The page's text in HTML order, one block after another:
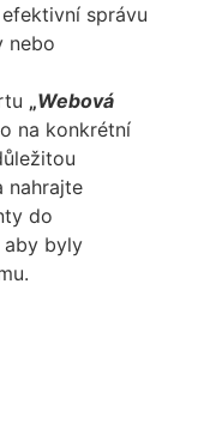
správu
nebo
„Webová
na konkrétní
nahrajte
do
byly